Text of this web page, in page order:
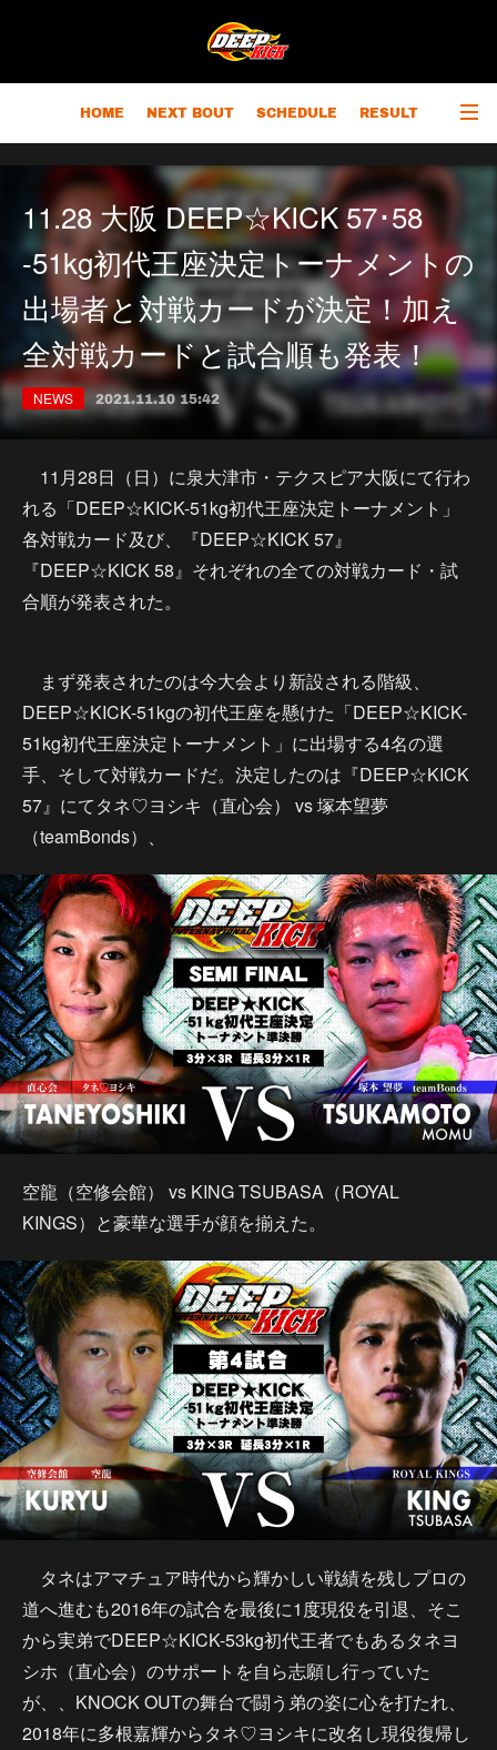
HOME NEXT BOUT SCHEDULE RESULT
RANKING CHAMPIONS OUTLINE
11.28 大阪 DEEP☆KICK 57･58
-51kg初代王座決定トーナメントの
出場者と対戦カードが決定！加え
全対戦カードと試合順も発表！
NEWS 2021.11.10 15:42
11月28日（日）に泉大津市・テクスピア大阪にて行わ
れる「DEEP☆KICK-51kg初代王座決定トーナメント」
各対戦カード及び、『DEEP☆KICK 57』
『DEEP☆KICK 58』それぞれの全ての対戦カード・試
合順が発表された。
まず発表されたのは今大会より新設される階級、
DEEP☆KICK-51kgの初代王座を懸けた「DEEP☆KICK-
51kg初代王座決定トーナメント」に出場する4名の選
手、そして対戦カードだ。決定したのは『DEEP☆KICK
57』にてタネ♡ヨシキ（直心会） vs 塚本望夢
（teamBonds）、
空龍（空修会館） vs KING TSUBASA（ROYAL
KINGS）と豪華な選手が顔を揃えた。
タネはアマチュア時代から輝かしい戦績を残しプロの
道へ進むも2016年の試合を最後に1度現役を引退、そこ
から実弟でDEEP☆KICK-53kg初代王者でもあるタネヨ
シホ（直心会）のサポートを自ら志願し行っていた
が、、KNOCK OUTの舞台で闘う弟の姿に心を打たれ、
2018年に多根嘉輝からタネ♡ヨシキに改名し現役復帰し